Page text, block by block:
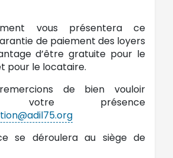
vous présentera ce
de paiement des loyers
d’être gratuite pour le
pour le locataire.
de bien vouloir
votre présence
se déroulera au siège de